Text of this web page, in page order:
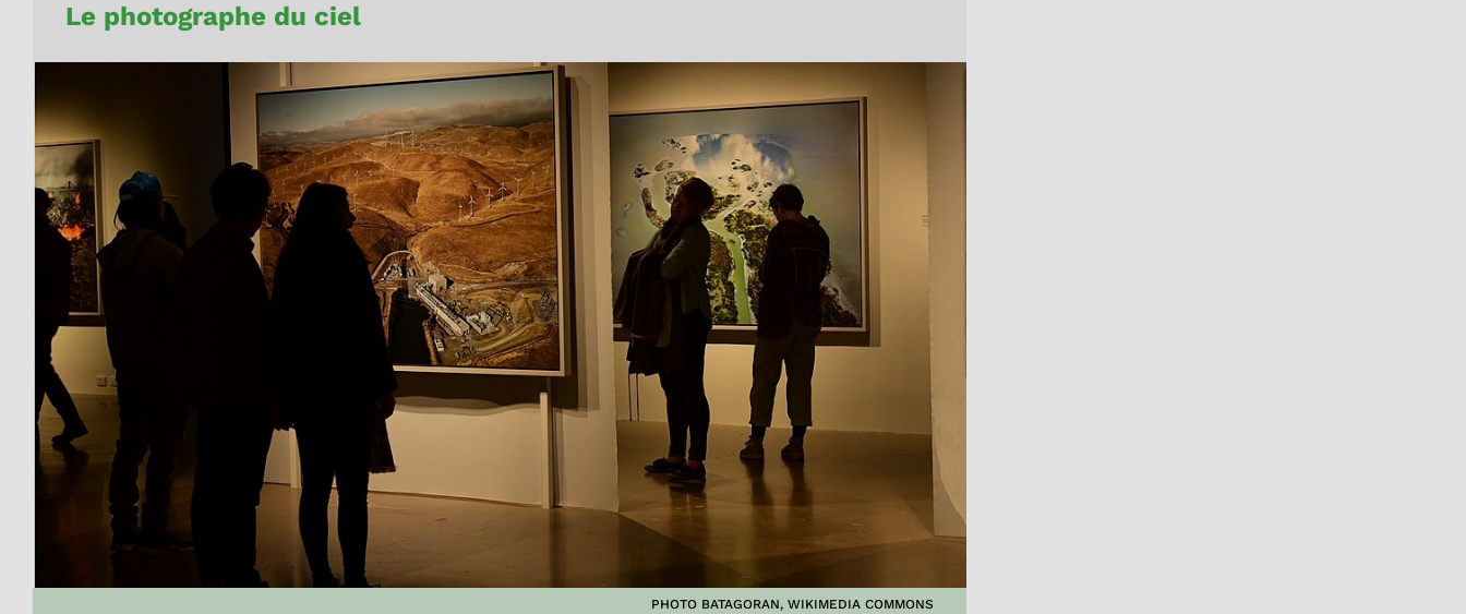
Le photographe du ciel
PHOTO BATAGORAN, WIKIMEDIA COMMONS